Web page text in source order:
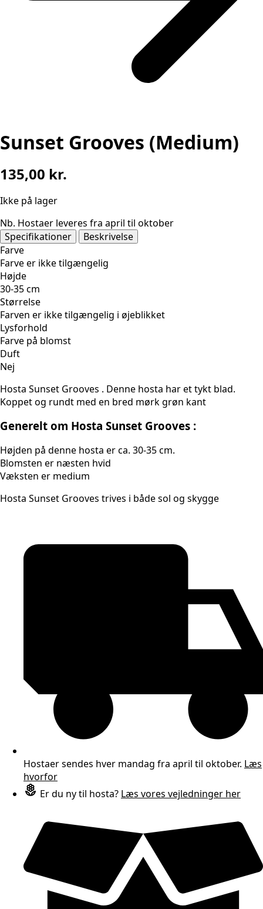
Sunset Grooves (Medium)
135,00 kr.
Ikke på lager
Nb. Hostaer leveres fra april til oktober
Specifikationer
Beskrivelse
Farve
Farve er ikke tilgængelig
Højde
30-35 cm
Størrelse
Farven er ikke tilgængelig i øjeblikket
Lysforhold
Farve på blomst
Duft
Nej
Hosta Sunset Grooves . Denne hosta har et tykt blad.
Koppet og rundt med en bred mørk grøn kant
Generelt om Hosta Sunset Grooves :
Højden på denne hosta er ca. 30-35 cm.
Blomsten er næsten hvid
Væksten er medium
Hosta Sunset Grooves trives i både sol og skygge
Hostaer sendes hver mandag fra april til oktober. Læs
hvorfor
Er du ny til hosta? Læs vores vejledninger her